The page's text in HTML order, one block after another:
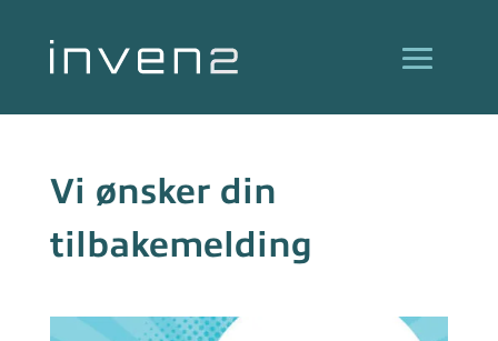
Vi ønsker din
tilbakemelding